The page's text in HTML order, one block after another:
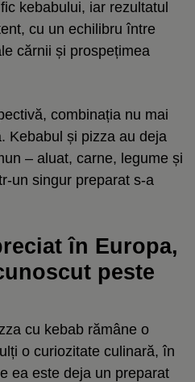
kebabului, iar rezultatul
cu un echilibru între
cărnii și prospețimea
combinația nu mai
Kebabul și pizza au deja
– aluat, carne, legume și
un singur preparat s-a
în Europa,
peste
cu kebab rămâne o
o curiozitate culinară, în
ea este deja un preparat